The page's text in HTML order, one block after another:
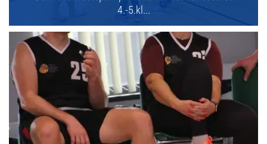
4.-5.kl...